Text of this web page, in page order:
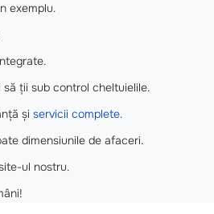
exemplu.
ții sub control cheltuielile.
și servicii complete.
dimensiunile de afaceri.
ul nostru.